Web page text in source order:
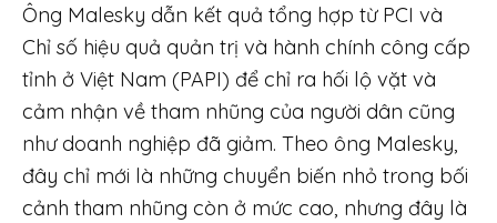
Ông Malesky dẫn kết quả tổng hợp từ PCI và
Chỉ số hiệu quả quản trị và hành chính công cấp
tỉnh ở Việt Nam (PAPI) để chỉ ra hối lộ vặt và
cảm nhận về tham nhũng của người dân cũng
như doanh nghiệp đã giảm. Theo ông Malesky,
đây chỉ mới là những chuyển biến nhỏ trong bối
cảnh tham nhũng còn ở mức cao, nhưng đây là